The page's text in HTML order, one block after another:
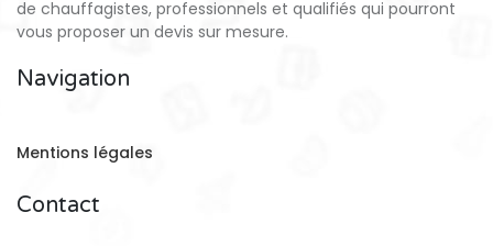
de chauffagistes, professionnels et qualifiés qui pourront
vous proposer un devis sur mesure.
Navigation
Mentions légales
Contact